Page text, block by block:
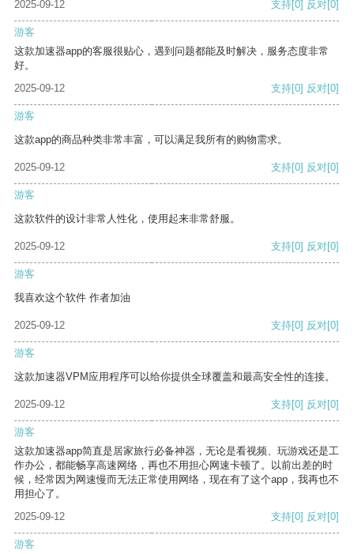
2025-09-12 支持[0] 反对[0]
游客
这款加速器app的客服很贴心，遇到问题都能及时解决，服务态度非常
好。
2025-09-12
支持[0] 反对[0]
游客
这款app的商品种类非常丰富，可以满足我所有的购物需求。
2025-09-12 支持[0] 反对[0]
游客
这款软件的设计非常人性化，使用起来非常舒服。
2025-09-12 支持[0] 反对[0]
游客
我喜欢这个软件 作者加油
2025-09-12 支持[0] 反对[0]
游客
这款加速器VPM应用程序可以给你提供全球覆盖和最高安全性的连接。
2025-09-12 支持[0] 反对[0]
游客
这款加速器app简直是居家旅行必备神器，无论是看视频、玩游戏还是工
作办公，都能畅享高速网络，再也不用担心网速卡顿了。以前出差的时
候，经常因为网速慢而无法正常使用网络，现在有了这个app，我再也不
用担心了。
2025-09-12
支持[0] 反对[0]
游客